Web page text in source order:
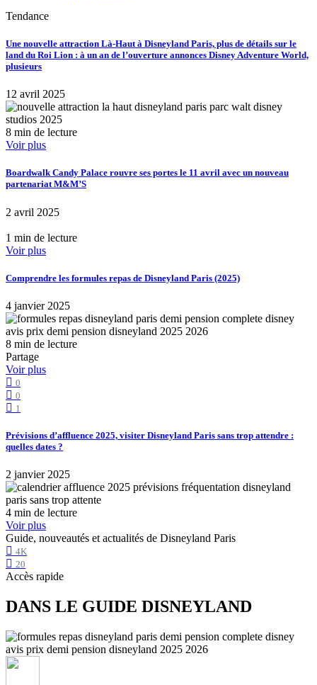
Tendance
Une nouvelle attraction Là-Haut à Disneyland Paris, plus de détails sur le
land du Roi Lion : à un an de l’ouverture annonces Disney Adventure World,
plusieurs
12 avril 2025
8 min de lecture
Voir plus
Boardwalk Candy Palace rouvre ses portes le 11 avril avec un nouveau
partenariat M&M’S
2 avril 2025
1 min de lecture
Voir plus
Comprendre les formules repas de Disneyland Paris (2025)
4 janvier 2025
8 min de lecture
Partage
Voir plus
0
0
1
Prévisions d’affluence 2025, visiter Disneyland Paris sans trop attendre :
quelles dates ?
2 janvier 2025
4 min de lecture
Voir plus
Guide, nouveautés et actualités de Disneyland Paris
4K
20
Accès rapide
DANS LE GUIDE DISNEYLAND